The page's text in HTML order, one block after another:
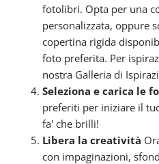
fotolibri. Opta per una
personalizzata, oppure
copertina rigida
foto preferita. Per
nostra Galleria di
Seleziona e carica le
preferiti per iniziare il
fa' che brilli!
Libera la creatività
con impaginazioni,